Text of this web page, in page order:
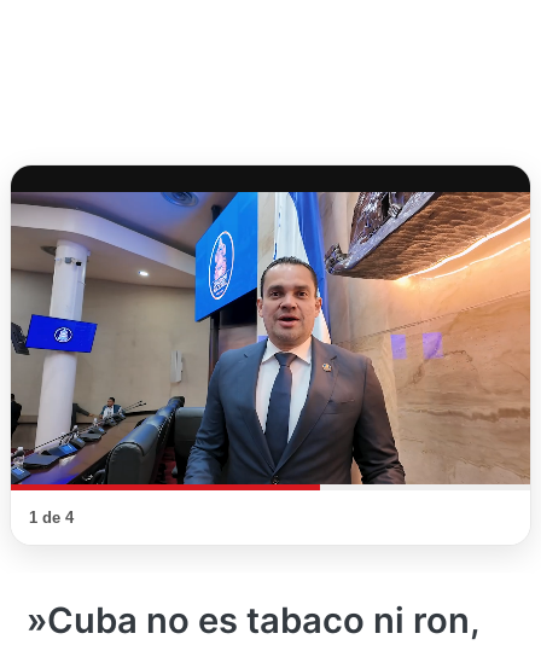
1 de 4
»Cuba no es tabaco ni ron,